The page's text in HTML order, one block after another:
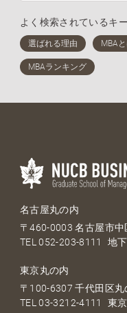
よく検索されているキ
名古屋丸の内
〒460-0003 名古屋市中
TEL052-203-8111 地
東京丸の内
〒100-6307 千代田区
TEL03-3212-4111 東